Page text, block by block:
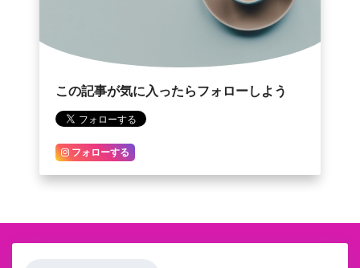
この記事が気に入ったらフォローしよう
フォローする